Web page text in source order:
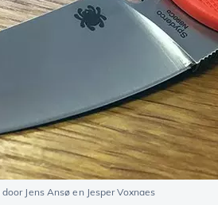
Jens Ansø en Jesper Voxnaes